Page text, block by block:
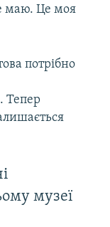
маю. Це моя
потрібно
Тепер
музеї